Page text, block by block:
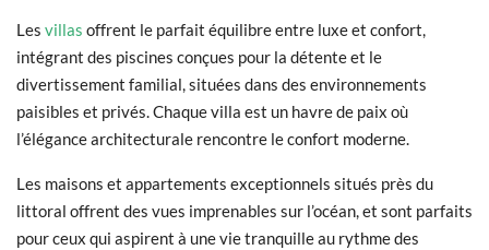
Les villas offrent le parfait équilibre entre luxe et confort,
intégrant des piscines conçues pour la détente et le
divertissement familial, situées dans des environnements
paisibles et privés. Chaque villa est un havre de paix où
l’élégance architecturale rencontre le confort moderne.
Les maisons et appartements exceptionnels situés près du
littoral offrent des vues imprenables sur l’océan, et sont parfaits
pour ceux qui aspirent à une vie tranquille au rythme des